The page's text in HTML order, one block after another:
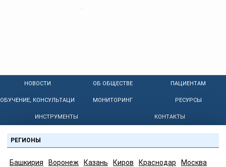
НОВОСТИ ОБ ОБЩЕСТВЕ ПАЦИЕНТАМ
ОБУЧЕНИЕ, КОНСУЛЬТАЦИИ МОНИТОРИНГ РЕСУРСЫ
ИНСТРУМЕНТЫ КОНТАКТЫ
РЕГИОНЫ
Башкирия Воронеж Казань Киров Краснодар
Москва